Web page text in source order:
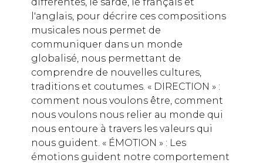
l'anglais, pour décrire ces compositions
musicales nous permet de
communiquer dans un monde
globalisé, nous permettant de
comprendre de nouvelles cultures,
traditions et coutumes. « DIRECTION » :
comment nous voulons être, comment
nous voulons nous relier au monde qui
nous entoure à travers les valeurs qui
nous guident. « ÉMOTION » : Les
émotions guident notre comportement